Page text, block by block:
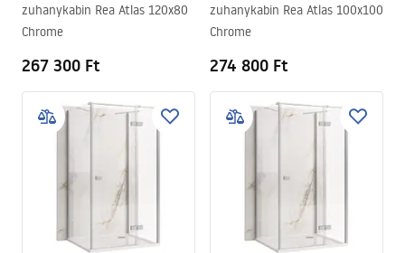
zuhanykabin Rea Atlas 120x80
Chrome
267 300 Ft
zuhanykabin Rea Atlas 100x100
Chrome
274 800 Ft